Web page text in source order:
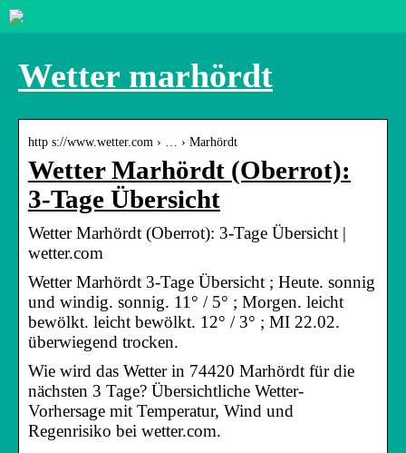
Wetter marhördt
http s://www.wetter.com › … › Marhördt
Wetter Marhördt (Oberrot):
3-Tage Übersicht
Wetter Marhördt (Oberrot): 3-Tage Übersicht |
wetter.com
Wetter Marhördt 3-Tage Übersicht ; Heute. sonnig
und windig. sonnig. 11° / 5° ; Morgen. leicht
bewölkt. leicht bewölkt. 12° / 3° ; MI 22.02.
überwiegend trocken.
Wie wird das Wetter in 74420 Marhördt für die
nächsten 3 Tage? Übersichtliche Wetter-
Vorhersage mit Temperatur, Wind und
Regenrisiko bei wetter.com.